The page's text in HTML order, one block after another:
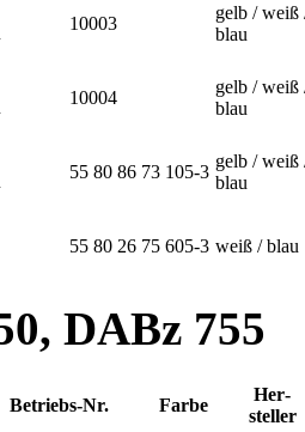
10003
gelb / weiß
blau
10004
gelb / weiß
blau
55 80 86 73 105-3
gelb / weiß
blau
55 80 26 75 605-3 weiß / blau
DABz 755
Betriebs-Nr. Farbe
Her­
steller